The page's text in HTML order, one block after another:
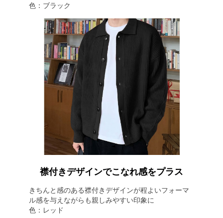
色：ブラック
襟付きデザインでこなれ感をプラス
きちんと感のある襟付きデザインが程よいフォーマ
ル感を与えながらも親しみやすい印象に
色：レッド